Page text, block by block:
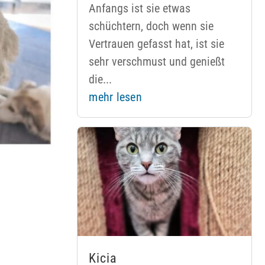
Anfangs ist sie etwas
schüchtern, doch wenn sie
Vertrauen gefasst hat, ist sie
sehr verschmust und genießt
die...
mehr lesen
Kicia